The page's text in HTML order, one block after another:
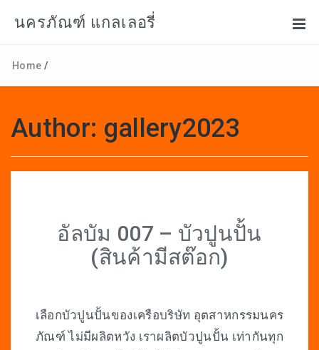
นครภัณฑ์ แกลเลอรี่
Home /
Author: gallery2023
อัลบัม 007 – บัวปูนปั้น
(สินค้ามีสต๊อก)
เลือกบัวปูนปั้นของเครือบริษัท อุตสาหกรรมนคร
ภัณฑ์ ไม่มีผลิตหวัง เราผลิตบัวปูนปั้น เท่ากันทุก